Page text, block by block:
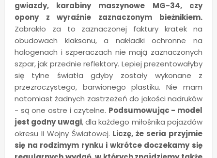
gwiazdy, karabiny maszynowe MG-34, czy
opony z wyraźnie zaznaczonym bieżnikiem.
Zabrakło za to zaznaczonej faktury kratek na
obudowach klaksonu, a nakładki ochronne na
halogenach i szperaczach nie mają zaznaczonych
szpar, jak przednie reflektory. Lepiej prezentowałyby
się tylne światła gdyby zostały wykonane z
przezroczystego, barwionego plastiku. Nie mam
natomiast żadnych zastrzeżeń do jakości nadruków
- są one ostre i czytelne. Podsumowując - model
jest godny uwagi, dla każdego miłośnika pojazdów
okresu II Wojny Światowej. Liczę, że seria przyjmie
się na rodzimym rynku i wkrótce doczekamy się